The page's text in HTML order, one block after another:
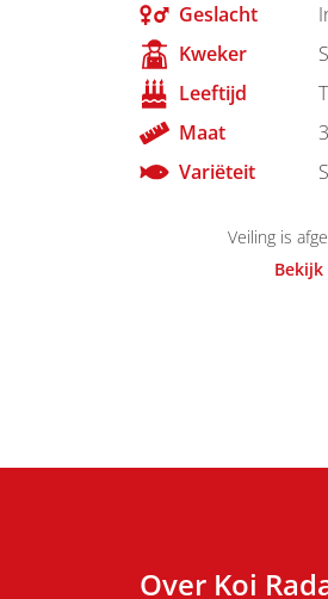
Geslacht
Kweker
Leeftijd
Maat
Variëteit
Veiling is
Bekijk
Over Koi